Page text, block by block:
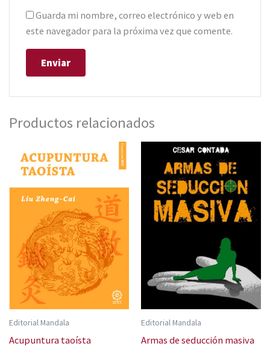
Guarda mi nombre, correo electrónico y web en
este navegador para la próxima vez que comente.
Productos relacionados
Editorial Mandala
Acupuntura taoísta
Editorial Mandala
Armas de seducción masiva